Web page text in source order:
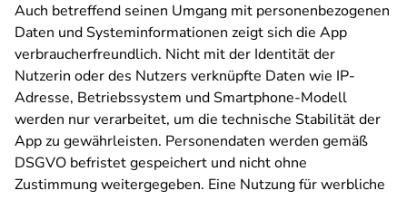
Auch betreffend seinen Umgang mit personenbezogenen
Daten und Systeminformationen zeigt sich die App
verbraucherfreundlich. Nicht mit der Identität der
Nutzerin oder des Nutzers verknüpfte Daten wie IP-
Adresse, Betriebssystem und Smartphone-Modell
werden nur verarbeitet, um die technische Stabilität der
App zu gewährleisten. Personendaten werden gemäß
DSGVO befristet gespeichert und nicht ohne
Zustimmung weitergegeben. Eine Nutzung für werbliche